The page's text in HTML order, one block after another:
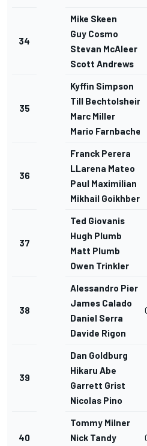
34
Mike Skeen
Guy Cosmo
Stevan McAleer
Scott Andrews
35
Kyffin Simpson
Till
Marc Miller
Mario Farnbacher
36
Franck Perera
LLarena Mateo
Paul Maximilian
Mikhail Goikhberg
37
Ted Giovanis
Hugh Plumb
Matt Plumb
Owen Trinkler
38
Alessandro Pier
James Calado
Daniel Serra
Davide Rigon
39
Dan Goldburg
Hikaru Abe
Garrett Grist
Nicolas Pino
40
Tommy Milner
Nick Tandy